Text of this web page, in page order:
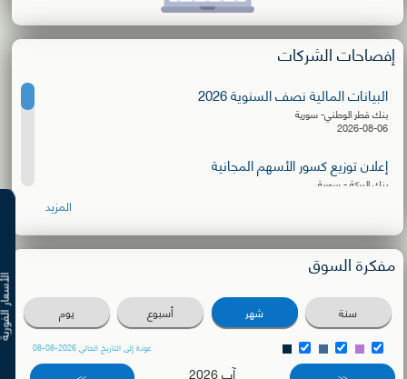
إفصاحات الشركات
البيانات المالية نصف السنوية 2026
بنك قطر الوطني- سورية
2026-08-06
إعلان توزيع كسور الأسهم المجانية
بنك البركة - سورية
البيانات المالية نصف السنوية 2026
الشركة الأهلية للنقل
2026-08-03
دعوة للترشح لعضوية مجلس الإدارة
بنك سورية والمهجر
2026-08-02
المزيد
مفكرة السوق
سنة شهر أسبوع يوم
عودة إلى التاريخ الحالي 2026-08-08
آب 2026